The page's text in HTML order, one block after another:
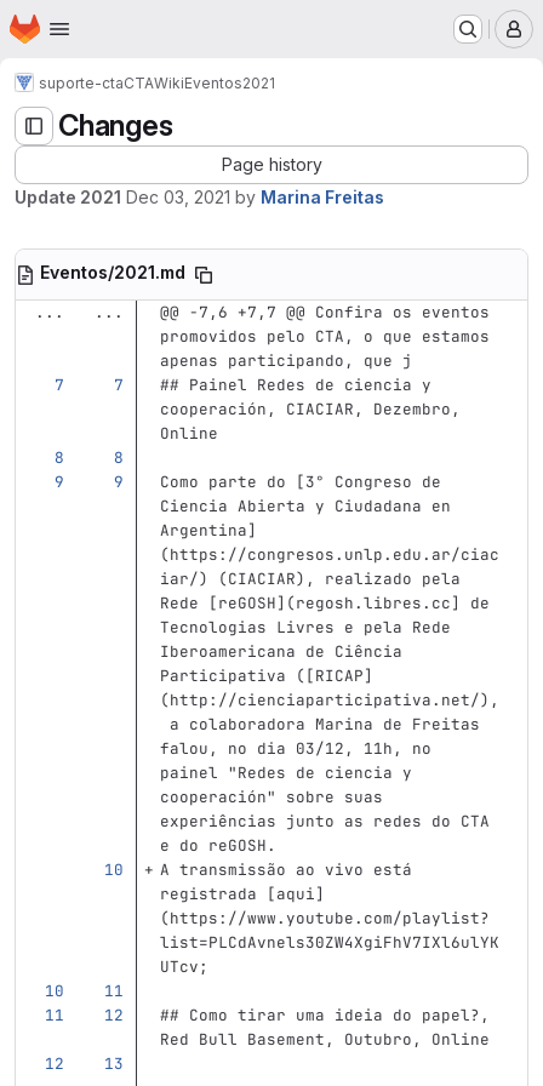
Skip to main content
Homepage
suporte-ctaCTAWikiEventos2021
Changes
Page history
Update 2021 Dec 03, 2021 by Marina Freitas
Eventos/2021.md
...
...
@@ -7,6 +7,7 @@ Confira os eventos
promovidos pelo CTA, o que estamos
apenas participando, que j
## Painel Redes de ciencia y
cooperación, CIACIAR, Dezembro,
Online
Como parte do [3° Congreso de
Ciencia Abierta y Ciudadana en
Argentina]
(https://congresos.unlp.edu.ar/ciac
iar/) (CIACIAR) , realizado pela
Rede
[reGOSH](regosh.libres.cc]
de
Tecnologias Livres e pela Rede
Iberoamericana de Ciência
Participativa ( [RICAP]
(http://cienciaparticipativa.net/) ,
a colaboradora Marina de Freitas
falou, no dia 03/12, 11h, no
painel "Redes de ciencia y
cooperación" sobre suas
experiências junto as redes do CTA
e do reGOSH.
A transmissão ao vivo está
registrada
[aqui]
(https://www.youtube.com/playlist?
list=PLCdAvnels30ZW4XgiFhV7IXl6ulYK
UTcv;
## Como tirar uma ideia do papel?,
Red Bull Basement, Outubro, Online